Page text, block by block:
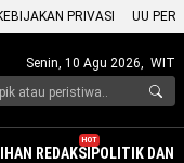
PRIVASI UU
Senin, 10 Agu 2026, WIT
REDAKSI
HOT
POLITIK DAN